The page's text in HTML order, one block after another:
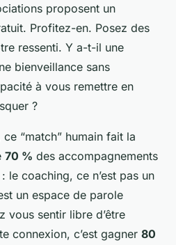
proposent un
Profitez-en. Posez des
ressenti. Y a-t-il une
bienveillance sans
à vous remettre en
?
“match” humain fait la
70 % des accompagnements
le coaching, ce n’est pas un
un espace de parole
vous sentir libre d’être
connexion, c’est gagner 80